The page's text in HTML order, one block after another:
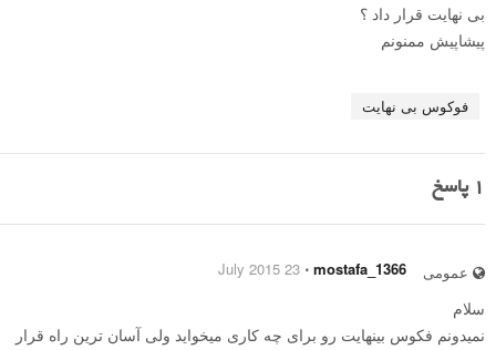
بی نهایت قرار داد ؟
پیشاپیش ممنونم
فوکوس بی نهایت
1 پاسخ
عمومی mostafa_1366
⋅
23 July 2015
سلام
نمیدونم فکوس بینهایت رو برای چه کاری میخواید ولی آسان ترین راه قرار